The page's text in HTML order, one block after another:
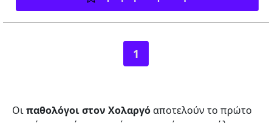
1
Οιπαθολόγοι στον Χολαργόαποτελούν το πρώτο